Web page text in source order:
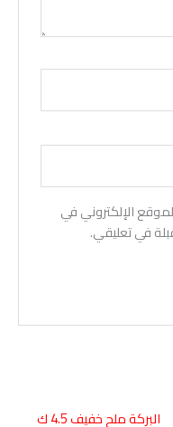
الإلكتروني في
في تعليقي.